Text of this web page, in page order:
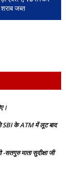
शराब जब्त
ने SBI के ATM में लूट बाद
सतगुरु माता सुदीक्षा जी